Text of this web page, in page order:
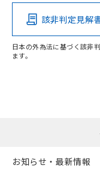
該非判定見解
日本の外為法に基づく該非
ます。
お知らせ・最新情報